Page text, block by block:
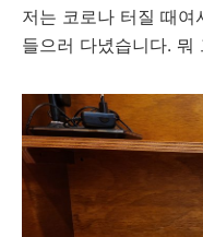
저는 코로나 터질 때
들으러 다녔습니다. 뭐